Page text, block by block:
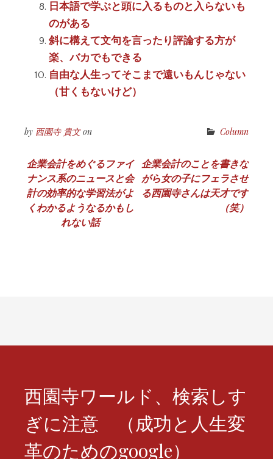
日本語で学ぶと頭に入るものと入らないも
のがある
斜に構えて文句を言ったり評論する方が
楽、バカでもできる
自由な人生ってそこまで遠いもんじゃない
（甘くもないけど）
by 西園寺 貴文on Column
投
稿
ナ
ン
企業会計をめぐるファイ
ナンス系のニュースと会
計の効率的な学習法がよ
くわかるようなるかもし
れない話
企業会計のことを書きな
がら女の子にフェラさせ
る西園寺さんは天才です
（笑）
西園寺ワールド、検索しす
ぎに注意 （成功と人生変
革のためのgoogle）